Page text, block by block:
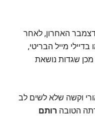
האחרון, לאחר
מייל הבריטי,
שגדות נושאת
וקשה שלא לשים לב
הטובה רותם